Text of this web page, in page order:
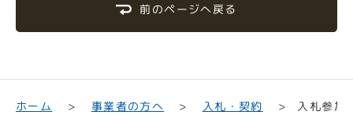
前のページへ戻る
ホーム 事業者の方へ 入札・契約 入札参加